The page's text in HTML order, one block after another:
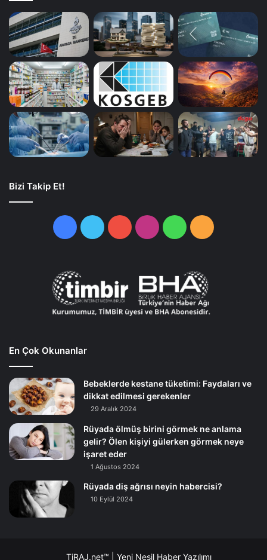
Bizi Takip Et!
FacebookTwitterYouTubeInstagramWhatsApp
RSS
En Çok Okunanlar
Bebeklerde kestane tüketimi: Faydaları ve
dikkat edilmesi gerekenler
29 Aralık 2024
Rüyada ölmüş birini görmek ne anlama
gelir? Ölen kişiyi gülerken görmek neye
işaret eder
1 Ağustos 2024
Rüyada diş ağrısı neyin habercisi?
10 Eylül 2024
TiRAJ.net™ | Yeni Nesil Haber Yazılımı